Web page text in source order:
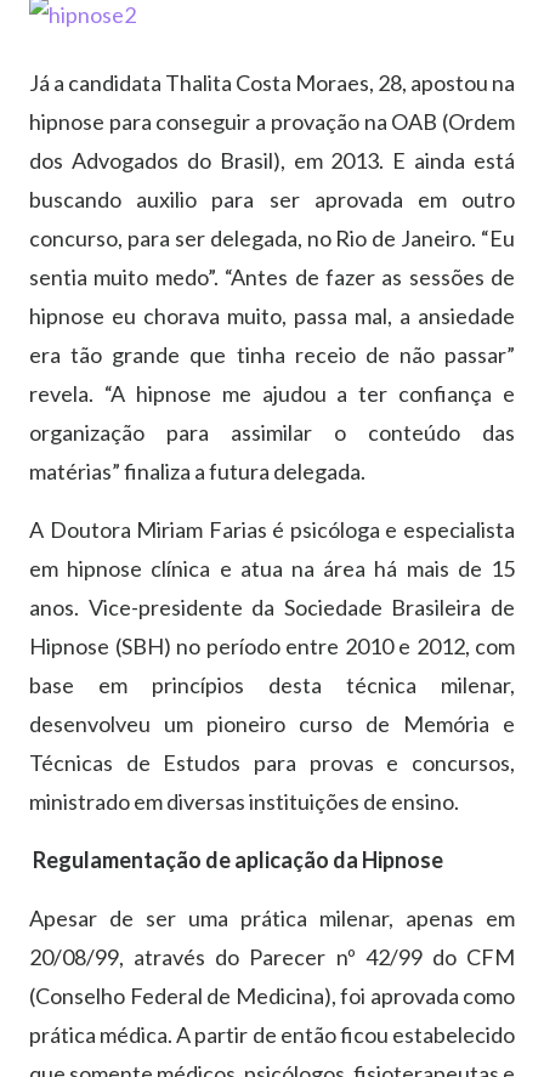
Já a candidata Thalita Costa Moraes, 28, apostou na
hipnose para conseguir a provação na OAB (Ordem
dos Advogados do Brasil), em 2013. E ainda está
buscando auxilio para ser aprovada em outro
concurso, para ser delegada, no Rio de Janeiro. “Eu
sentia muito medo”. “Antes de fazer as sessões de
hipnose eu chorava muito, passa mal, a ansiedade
era tão grande que tinha receio de não passar”
revela. “A hipnose me ajudou a ter confiança e
organização para assimilar o conteúdo das
matérias” finaliza a futura delegada.
A Doutora Miriam Farias é psicóloga e especialista
em hipnose clínica e atua na área há mais de 15
anos. Vice-presidente da Sociedade Brasileira de
Hipnose (SBH) no período entre 2010 e 2012, com
base em princípios desta técnica milenar,
desenvolveu um pioneiro curso de Memória e
Técnicas de Estudos para provas e concursos,
ministrado em diversas instituições de ensino.
Regulamentação de aplicação da Hipnose
Apesar de ser uma prática milenar, apenas em
20/08/99, através do Parecer nº 42/99 do CFM
(Conselho Federal de Medicina), foi aprovada como
prática médica. A partir de então ficou estabelecido